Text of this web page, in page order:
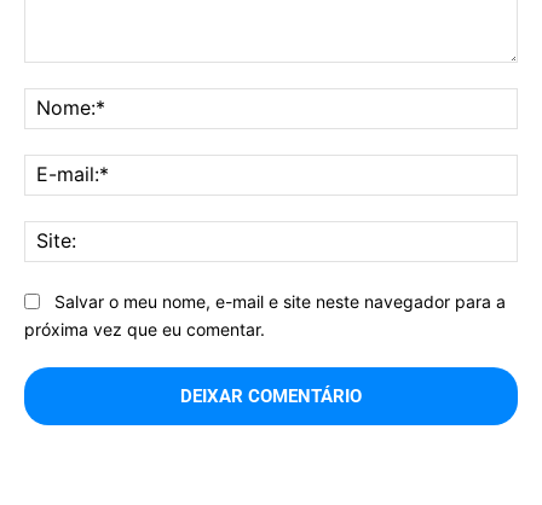
Salvar o meu nome, e-mail e site neste navegador para a
próxima vez que eu comentar.